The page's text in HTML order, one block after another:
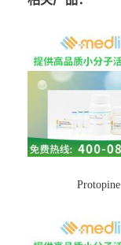
Protopine